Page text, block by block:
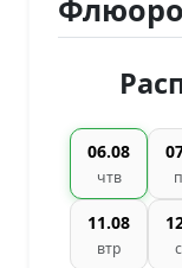
06.08
чтв
11.08
втр